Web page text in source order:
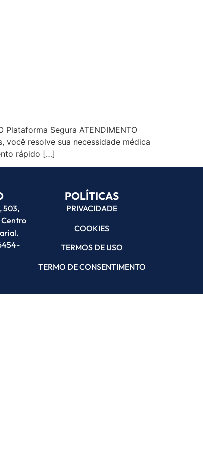
Segura ATENDIMENTO
você resolve sua necessidade médica
rápido […]
503,
POLÍTICAS
PRIVACIDADE
COOKIES
TERMOS DE USO
TERMO DE CONSENTIMENTO